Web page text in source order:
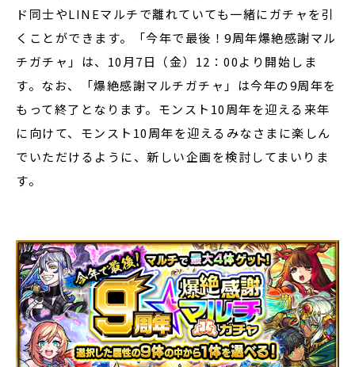
ド同士やLINEマルチで離れていても一緒にガチャを引
くことができます。「今年で最後！9周年爆絶感謝マル
チガチャ」は、10月7日（金）12：00より開始しま
す。なお、「爆絶感謝マルチガチャ」は今年の9周年を
もって終了となります。モンスト10周年を迎える来年
に向けて、モンスト10周年を迎えるみなさまに楽しん
でいただけるように、新しい企画を検討してまいりま
す。